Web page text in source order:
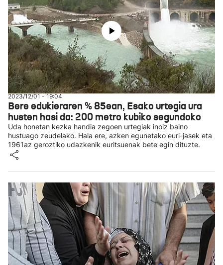
2023/12/01 - 19:04
Bere edukieraren % 85ean, Esako urtegia ura
husten hasi da: 200 metro kubiko segundoko
Uda honetan kezka handia zegoen urtegiak inoiz baino
hustuago zeudelako. Hala ere, azken egunetako euri-jasek eta
1961az geroztiko udazkenik euritsuenak bete egin dituzte.